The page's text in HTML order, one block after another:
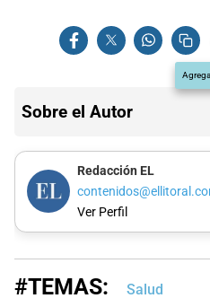
Sobre el Autor
Redacción EL
Ver Perfil
#TEMAS: Salud